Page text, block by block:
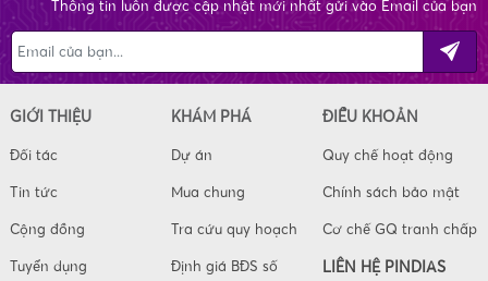
Thông tin luôn được cập nhật mới nhất gửi vào Email của bạn
GIỚI THIỆU
Đối tác
Tin tức
Cộng đồng
Tuyển dụng
KHÁM PHÁ
Dự án
Mua chung
Tra cứu quy hoạch
Định giá BĐS số
ĐIỀU KHOẢN
Quy chế hoạt động
Chính sách bảo mật
Cơ chế GQ tranh chấp
LIÊN HỆ PINDIAS